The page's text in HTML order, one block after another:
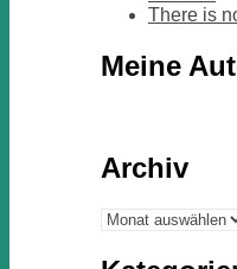
There is
Meine
Archiv
Archiv